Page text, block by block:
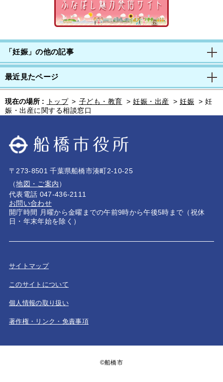
「妊娠」の他の記事
最近見たページ
現在の場所 : トップ > 子ども・教育 > 妊娠・出産 > 妊娠 > 妊
娠・出産に関する相談窓口
〒273-8501 千葉県船橋市湊町2-10-25
（地図・ご案内）
代表電話 047-436-2111
お問い合わせ
開庁時間 月曜から金曜までの午前9時から午後5時まで（祝休
日・年末年始を除く）
サイトマップ
このサイトについて
個人情報の取り扱い
著作権・リンク・免責事項
©船橋市